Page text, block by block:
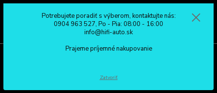
0904 963 527
Po - Pia: 08:00 - 16:00
Potrebujete poradiť s výberom, kontaktujte nás:
0904 963 527, Po - Pia: 08:00 - 16:00
info@hifi-auto.sk
Prajeme príjemné nakupovanie
Zatvoriť